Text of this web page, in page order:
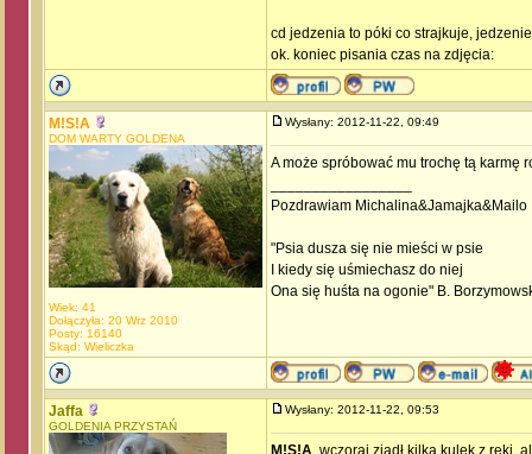
cd jedzenia to póki co strajkuje,
ok. koniec pisania czas na zdjęcia:
M!S!A
DOM WARTY GOLDENA
Wiek: 41
Dołączyła: 20 Wrz 2010
Posty: 16140
Skąd: Wieliczka
Wysłany: 2012-11-22, 09:49
A może spróbować mu trochę tą karmę
Pozdrawiam Michalina&Jamajka&Mailo
"Psia dusza się nie mieści w psie
I kiedy się uśmiechasz do niej
Ona się huśta na ogonie" B.
Jaffa
GOLDENIA PRZYSTAŃ
Wysłany: 2012-11-22, 09:53
M!S!A, wczoraj zjadł kilka kulek z ręki,